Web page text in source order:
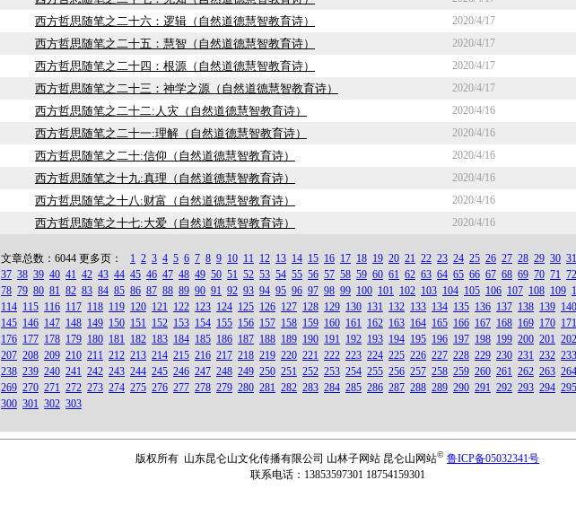
西方哲思随笔之二十六：逻辑（自然道德慧智教育诗） 2020/4/17
西方哲思随笔之二十五：慧智（自然道德慧智教育诗） 2020/4/17
西方哲思随笔之二十四：根源（自然道德慧智教育诗） 2020/4/17
西方哲思随笔之二十三：神学之源（自然道德慧智教育诗） 2020/4/17
西方哲思随笔之二十二:人灾（自然道德慧智教育诗） 2020/4/16
西方哲思随笔之二十一:理解（自然道德慧智教育诗） 2020/4/16
西方哲思随笔之二十:信仰（自然道德慧智教育诗） 2020/4/16
西方哲思随笔之十九:真理（自然道德慧智教育诗） 2020/4/16
西方哲思随笔之十八:财富（自然道德慧智教育诗） 2020/4/16
西方哲思随笔之十七:大爱（自然道德慧智教育诗） 2020/4/16
文章总数：6044 更多页： 1 2 3 4 5 6 7 8 9 10 11 12 13 14 15 16 17 18 19 20 21 22 23 24 25 26 27 28 29 30 31
37 38 39 40 41 42 43 44 45 46 47 48 49 50 51 52 53 54 55 56 57 58 59 60 61 62 63 64 65 66 67 68 69 70 71 72
78 79 80 81 82 83 84 85 86 87 88 89 90 91 92 93 94 95 96 97 98 99 100 101 102 103 104 105 106 107 108 109
114 115 116 117 118 119 120 121 122 123 124 125 126 127 128 129 130 131 132 133 134 135 136 137 138 139 140
145 146 147 148 149 150 151 152 153 154 155 156 157 158 159 160 161 162 163 164 165 166 167 168 169 170 171
176 177 178 179 180 181 182 183 184 185 186 187 188 189 190 191 192 193 194 195 196 197 198 199 200 201 202
207 208 209 210 211 212 213 214 215 216 217 218 219 220 221 222 223 224 225 226 227 228 229 230 231 232 233
238 239 240 241 242 243 244 245 246 247 248 249 250 251 252 253 254 255 256 257 258 259 260 261 262 263 264
269 270 271 272 273 274 275 276 277 278 279 280 281 282 283 284 285 286 287 288 289 290 291 292 293 294 295
300 301 302 303
版权所有 山东昆仑山文化传播有限公司 山林子网站 昆仑山网站© 鲁ICP备05032341号
联系电话：13853597301 18754159301